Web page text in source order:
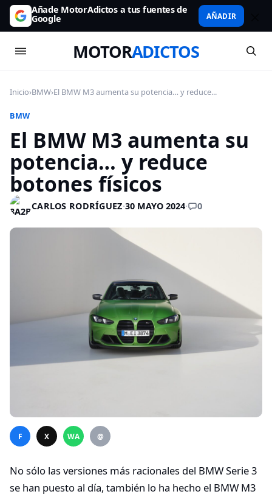
Añade MotorAdictos a tus fuentes de
Google AÑADIR
MOTORADICTOS
Inicio›BMW›El BMW M3 aumenta su potencia… y reduce...
BMW
El BMW M3 aumenta su
potencia… y reduce
botones físicos
CARLOS RODRÍGUEZ·30 MAYO 2024· 0
F X WA @
No sólo las versiones más racionales del BMW Serie 3
se han puesto al día, también lo ha hecho el BMW M3